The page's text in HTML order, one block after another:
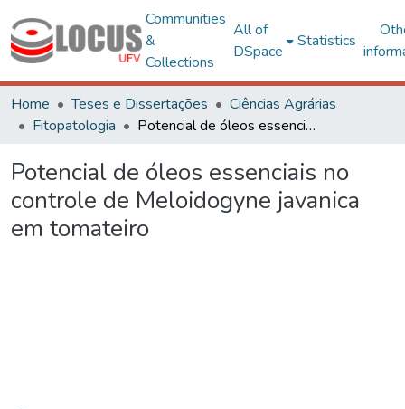
Communities
&
Collections
All of
DSpace
Statistics
Home Teses e Dissertações
Ciências Agrárias
Fitopatologia
Potencial de óleos essenciais no controle de Meloidogyne javanica em tomateiro
Potencial de óleos essenciais no
controle de Meloidogyne javanica
em tomateiro